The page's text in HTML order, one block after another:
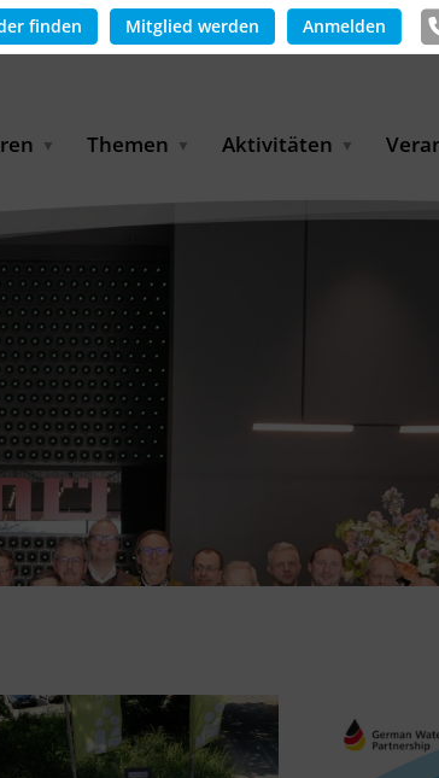
finden Mitglied werden Anmelden
Index of Members
Themen
Industriewasserwirtschaft
Landwirtschaftliche
Bewässerung und
Wiederverwendung
Urbane Wasserresilienz
Wasser und Energie
Digital Water
Wasserstoff
Aktivitäten
BMUKN-Exportinitiative